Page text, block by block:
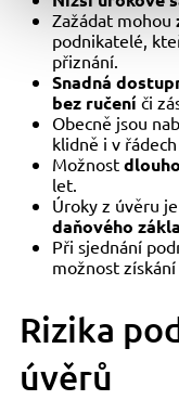
Zažádat mohou
podnikatelé,
přiznání.
Snadná
bez ručení či
Obecně jsou
klidně i v
Možnost
let.
Úroky z úvěru
daňového
Při sjednání
možnost získání
Rizika
úvěrů